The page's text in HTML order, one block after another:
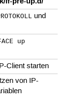
und
up
Client starten
von IP-